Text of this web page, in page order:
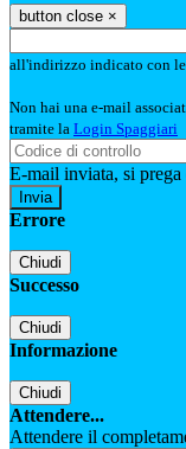
button close ×
all'indirizzo indicato con
Non hai una e-mail
tramite la Login Spaggiari
E-mail inviata, si
Errore
Chiudi
Successo
Chiudi
Informazione
Chiudi
Attendere...
Attendere il